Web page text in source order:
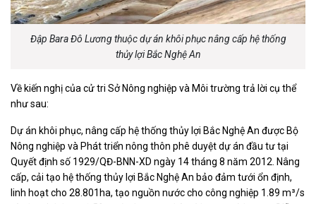
Đập Bara Đô Lương thuộc dự án khôi phục nâng cấp hệ thống
thủy lợi Bắc Nghệ An
Về kiến nghị của cử tri Sở Nông nghiệp và Môi trường trả lời cụ thể
như sau:
Dự án khôi phục, nâng cấp hệ thống thủy lợi Bắc Nghệ An được Bộ
Nông nghiệp và Phát triển nông thôn phê duyệt dự án đầu tư tại
Quyết định số 1929/QĐ-BNN-XD ngày 14 tháng 8 năm 2012. Nâng
cấp, cải tạo hệ thống thủy lợi Bắc Nghệ An bảo đảm tưới ổn định,
linh hoạt cho 28.801ha, tạo nguồn nước cho công nghiệp 1.89 m³/s